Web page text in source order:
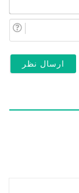
و